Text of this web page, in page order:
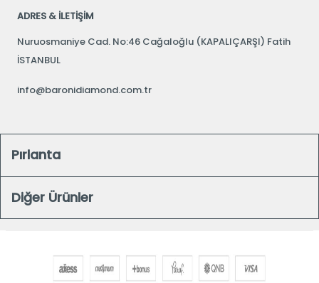
ADRES & İLETİŞİM
Nuruosmaniye Cad. No:46 Cağaloğlu (KAPALIÇARŞI) Fatih
İSTANBUL
info@baronidiamond.com.tr
Pırlanta
Diğer Ürünler